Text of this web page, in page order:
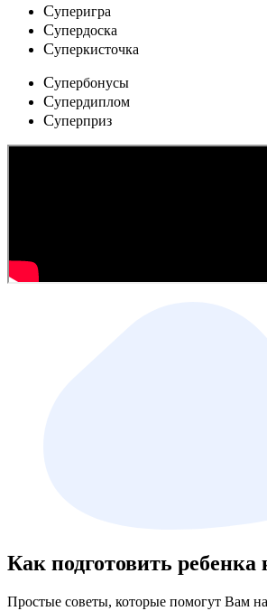
Cуперигра
Cупердоска
Cуперкисточка
Cупербонусы
Cупердиплом
Cуперприз
Как подготовить ребенка
Простые советы, которые помогут Вам